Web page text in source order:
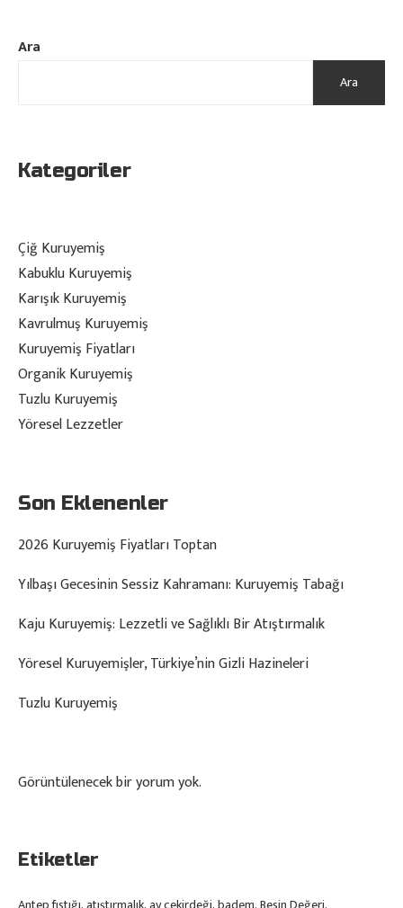
Ara
Ara
Kategoriler
Çiğ Kuruyemiş
Kabuklu Kuruyemiş
Karışık Kuruyemiş
Kavrulmuş Kuruyemiş
Kuruyemiş Fiyatları
Organik Kuruyemiş
Tuzlu Kuruyemiş
Yöresel Lezzetler
Son Eklenenler
2026 Kuruyemiş Fiyatları Toptan
Yılbaşı Gecesinin Sessiz Kahramanı: Kuruyemiş Tabağı
Kaju Kuruyemiş: Lezzetli ve Sağlıklı Bir Atıştırmalık
Yöresel Kuruyemişler, Türkiye’nin Gizli Hazineleri
Tuzlu Kuruyemiş
Görüntülenecek bir yorum yok.
Etiketler